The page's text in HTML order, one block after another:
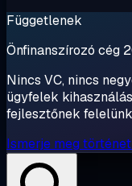
Függetlenek
Önfinanszírozó cég
Nincs VC, nincs
ügyfelek
fejlesztőnek
Ismerje meg